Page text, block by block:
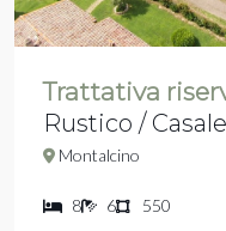
Trattativa
Rustico / Casale
Montalcino
8 6 550